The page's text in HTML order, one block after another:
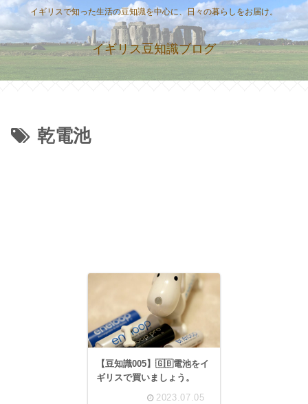
イギリスで知った生活の豆知識を中心に、日々の暮らしをお届け。
イギリス豆知識ブログ
乾電池
【豆知識005】🇬🇧電池をイ
ギリスで買いましょう。
2023.07.05